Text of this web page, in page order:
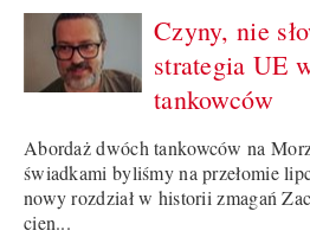
Czyny, nie
strategia UE
tankowców
Abordaż dwóch tankowców na
świadkami byliśmy na przełomie
nowy rozdział w historii zmagań
cien...